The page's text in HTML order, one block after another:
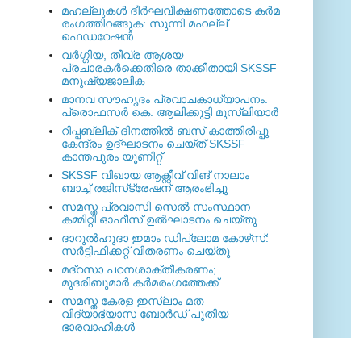
മഹല്ലുകള്‍ ദീര്‍ഘവീക്ഷണത്തോടെ കര്‍മ
രംഗത്തിറങ്ങുക: സുന്നി മഹല്ല്
ഫെഡറേഷന്‍
വര്‍ഗ്ഗീയ, തീവ്ര ആശയ
പ്രചാരകര്‍ക്കെതിരെ താക്കീതായി SKSSF
മനുഷ്യജാലിക
മാനവ സൗഹൃദം പ്രവാചകാധ്യാപനം:
പ്രൊഫസർ കെ. ആലിക്കുട്ടി മുസ്ലിയാർ
റിപ്പബ്ലിക് ദിനത്തില്‍ ബസ് കാത്തിരിപ്പു
കേന്ദ്രം ഉദ്ഘാടനം ചെയ്ത്‌ SKSSF
കാന്തപുരം യൂണിറ്റ്
SKSSF വിഖായ ആക്റ്റീവ് വിങ് നാലാം
ബാച്ച് രജിസ്‌ട്രേഷന് ആരംഭിച്ചു
സമസ്ത പ്രവാസി സെല്‍ സംസ്ഥാന
കമ്മിറ്റി ഓഫീസ് ഉല്‍ഘാടനം ചെയ്തു
ദാറുല്‍ഹുദാ ഇമാം ഡിപ്ലോമ കോഴ്‌സ്:
സര്‍ട്ടിഫിക്കറ്റ് വിതരണം ചെയ്തു
മദ്‌റസാ പഠനശാക്തീകരണം;
മുദരിബുമാര്‍ കര്‍മരംഗത്തേക്ക്
സമസ്ത കേരള ഇസ്ലാം മത
വിദ്യാഭ്യാസ ബോര്‍ഡ് പുതിയ
ഭാരവാഹികള്‍